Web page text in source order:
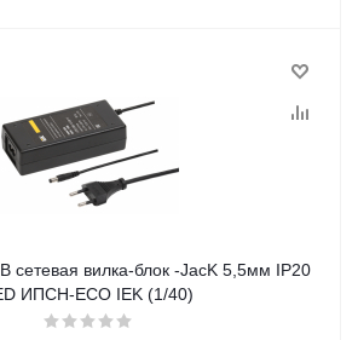
сетевая вилка-блок -JacK 5,5мм IP20
ИПСН-ECO IEK (1/40)